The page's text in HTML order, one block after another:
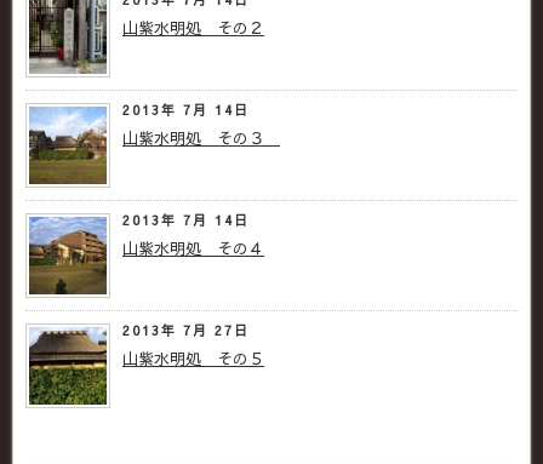
山紫水明処 その２
2013年 7月 14日
山紫水明処 その３
2013年 7月 14日
山紫水明処 その４
2013年 7月 27日
山紫水明処 その５